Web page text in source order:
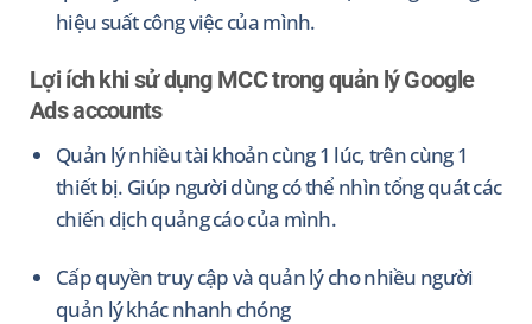
hiệu suất công việc của mình.
Lợi ích khi sử dụng MCC trong quản lý Google
Ads accounts
Quản lý nhiều tài khoản cùng 1 lúc, trên cùng 1
thiết bị. Giúp người dùng có thể nhìn tổng quát các
chiến dịch quảng cáo của mình.
Cấp quyền truy cập và quản lý cho nhiều người
quản lý khác nhanh chóng